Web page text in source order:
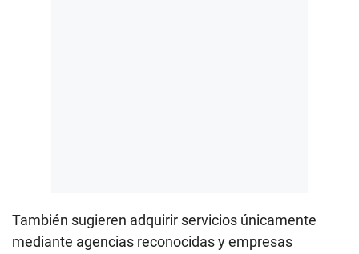
También sugieren adquirir servicios únicamente
mediante agencias reconocidas y empresas